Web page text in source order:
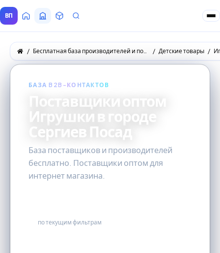
ВП ГлавнаяВсе Поставщики
ТоварыЗапросы покупателей
Бесплатная база производителей и поставщиков товаров оптом Детские товары
БАЗА B2B-КОНТАКТОВ
Поставщики оптом
Игрушки в городе
Сергиев Посад
База поставщиков и производителей
бесплатно. Поставщики оптом для
интернет магазина.
по текущим фильтрам